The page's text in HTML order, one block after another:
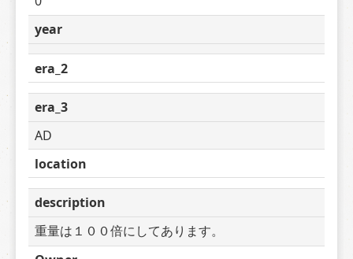
year
era_2
era_3
AD
location
description
重量は１００倍にしてあります。